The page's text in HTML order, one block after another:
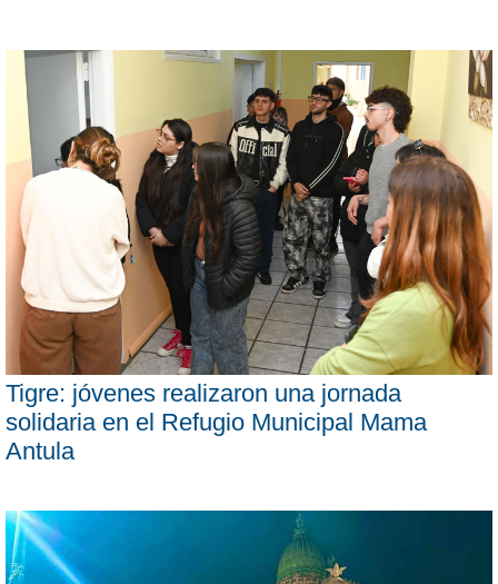
Tigre: jóvenes realizaron una jornada
solidaria en el Refugio Municipal Mama
Antula